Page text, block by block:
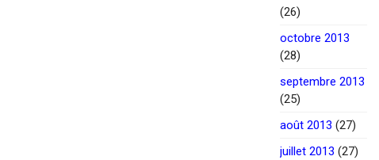
(26)
octobre 2013
(28)
septembre 2013
(25)
août 2013 (27)
juillet 2013 (27)